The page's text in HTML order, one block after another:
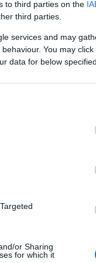
to third parties on the
third parties.
services and may
You may
data for below
or Sharing
for which it
(
(18